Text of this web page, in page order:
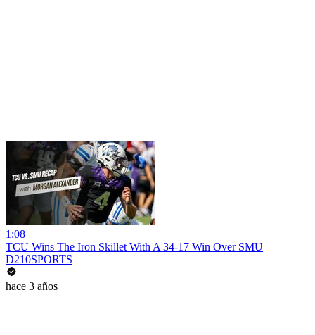
1:08
TCU Wins The Iron Skillet With A 34-17 Win Over SMU
D210SPORTS
hace 3 años